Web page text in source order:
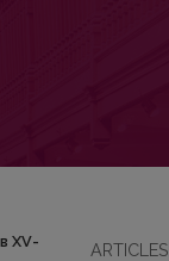
ARTICLES
XV-